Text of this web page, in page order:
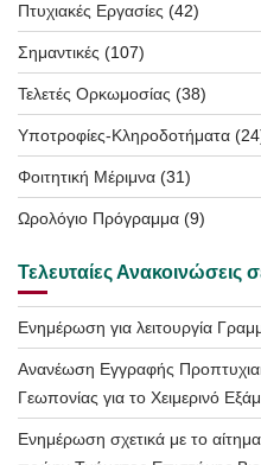
Πτυχιακές Εργασίες (42)
Σημαντικές (107)
Τελετές Ορκωμοσίας (38)
Υποτροφίες-Κληροδοτήματα
Φοιτητική Μέριμνα (31)
Ωρολόγιο Πρόγραμμα (9)
Τελευταίες Ανακοινώσεις
Ενημέρωση για λειτουργία
Ανανέωση Εγγραφής
Γεωπονίας για το Χειμερινό
Ενημέρωση σχετικά με το